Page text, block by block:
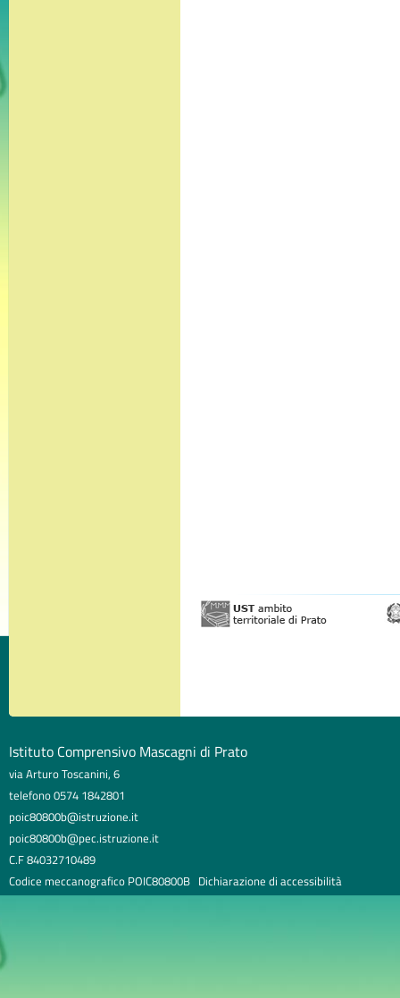
Istituto Comprensivo Mascagni di Prato
via Arturo Toscanini, 6
telefono 0574 1842801
poic80800b@istruzione.it
poic80800b@pec.istruzione.it
C.F 84032710489
Codice meccanografico POIC80800B Dichiarazione di accessibilità